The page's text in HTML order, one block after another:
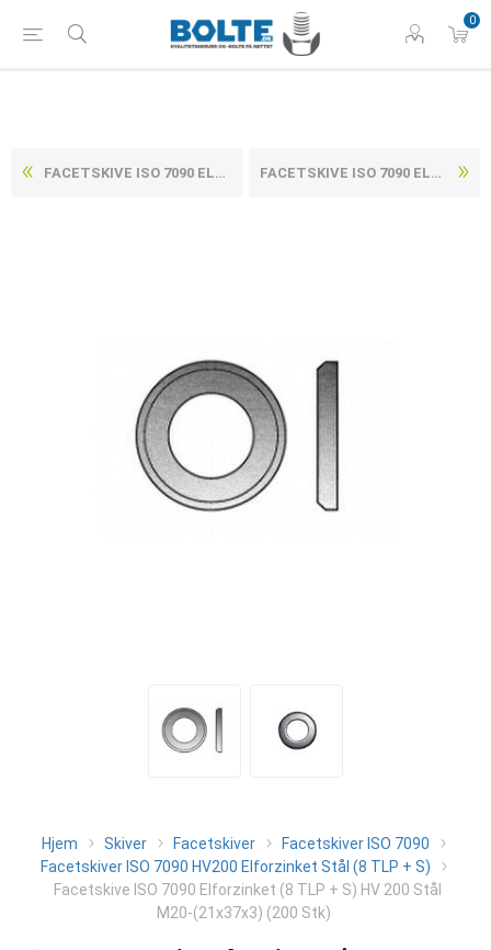
0
FACETSKIVE ISO 7090 ELFORZINKET (8 TLP + S) HV 200 STÅL M16-(17X30X3) (250 STK) FACETSKIVE ISO 7090 ELFORZINKET (8 TLP + S) HV 200 STÅL M22-(23X39X3) (200 STK)
Hjem Skiver Facetskiver
Facetskiver ISO 7090
Facetskiver ISO 7090 HV200 Elforzinket Stål (8 TLP + S)
Facetskive ISO 7090 Elforzinket (8 TLP + S) HV 200 Stål
M20-(21x37x3) (200 Stk)